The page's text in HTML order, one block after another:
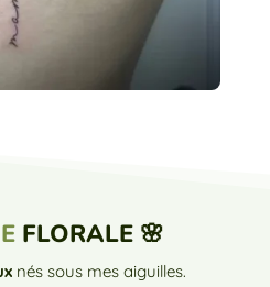
FLORALE 🌸
nés sous mes aiguilles.